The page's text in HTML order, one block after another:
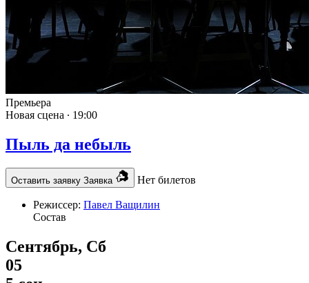
Премьера
Новая сцена ∙ 19:00
Пыль да небыль
Оставить заявку Заявка Нет билетов
Режиссер: Павел Ващилин
Состав
Сентябрь, Сб
05